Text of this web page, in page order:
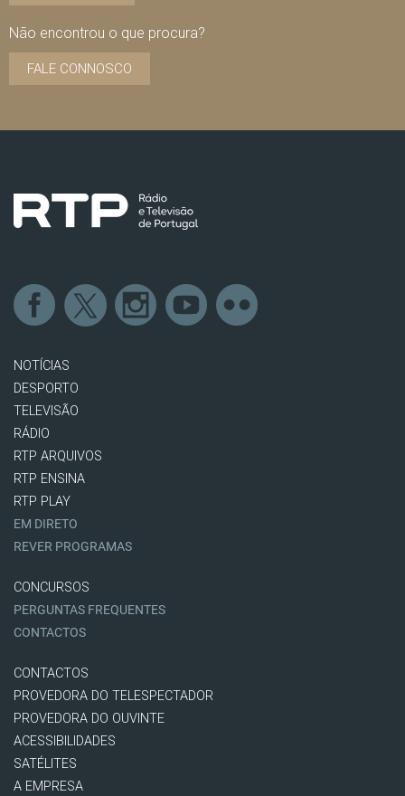
Não encontrou o que procura?
FALE CONNOSCO
NOTÍCIAS
DESPORTO
TELEVISÃO
RÁDIO
RTP ARQUIVOS
RTP ENSINA
RTP PLAY
EM DIRETO
REVER PROGRAMAS
CONCURSOS
PERGUNTAS FREQUENTES
CONTACTOS
CONTACTOS
PROVEDORA DO TELESPECTADOR
PROVEDORA DO OUVINTE
ACESSIBILIDADES
SATÉLITES
A EMPRESA